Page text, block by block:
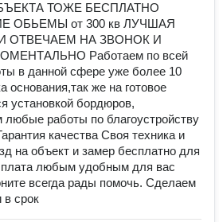
ТОЖЕ БЕСПЛАТНО
ОБЬЕМЫ от 300 кв ЛУЧШАЯ
ОТВЕЧАЕМ НА ЗВОНОК И
Работаем по всей
в данной сфере уже более 10
основания,так же на готовое
установкой бордюров,
любые работы по благоустройству
качества Своя техника и
на объект и замер бесплатно для
любым удобным для вас
всегда рады помочь. Сделаем
в срок